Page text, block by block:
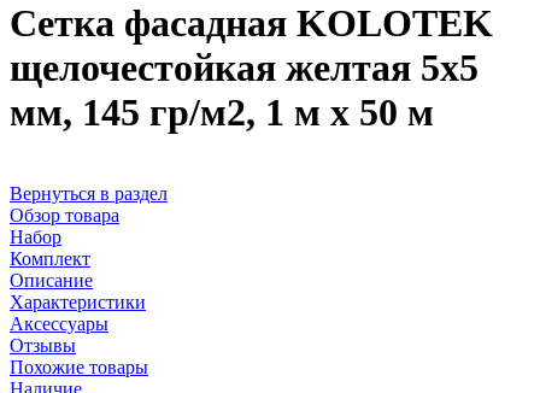
Сетка фасадная KOLOTEK
щелочестойкая желтая 5х5
мм, 145 гр/м2, 1 м х 50 м
Вернуться в раздел
Обзор товара
Набор
Комплект
Описание
Характеристики
Аксессуары
Отзывы
Похожие товары
Наличие